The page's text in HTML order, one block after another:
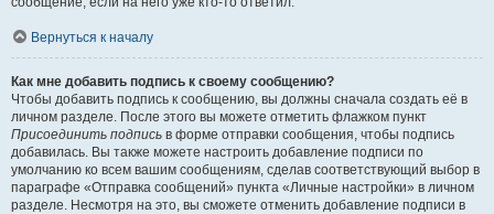
Вернуться к началу
Как мне добавить подпись к своему сообщению?
Чтобы добавить подпись к сообщению, вы должны сначала создать её в
личном разделе. После этого вы можете отметить флажком пункт
Присоединить подпись в форме отправки сообщения, чтобы подпись
добавилась. Вы также можете настроить добавление подписи по
умолчанию ко всем вашим сообщениям, сделав соответствующий выбор в
параграфе «Отправка сообщений» пункта «Личные настройки» в личном
разделе. Несмотря на это, вы сможете отменить добавление подписи в